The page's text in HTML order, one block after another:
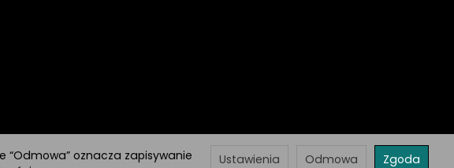
“Odmowa” oznacza zapisywanie
Ustawienia Odmowa Zgoda